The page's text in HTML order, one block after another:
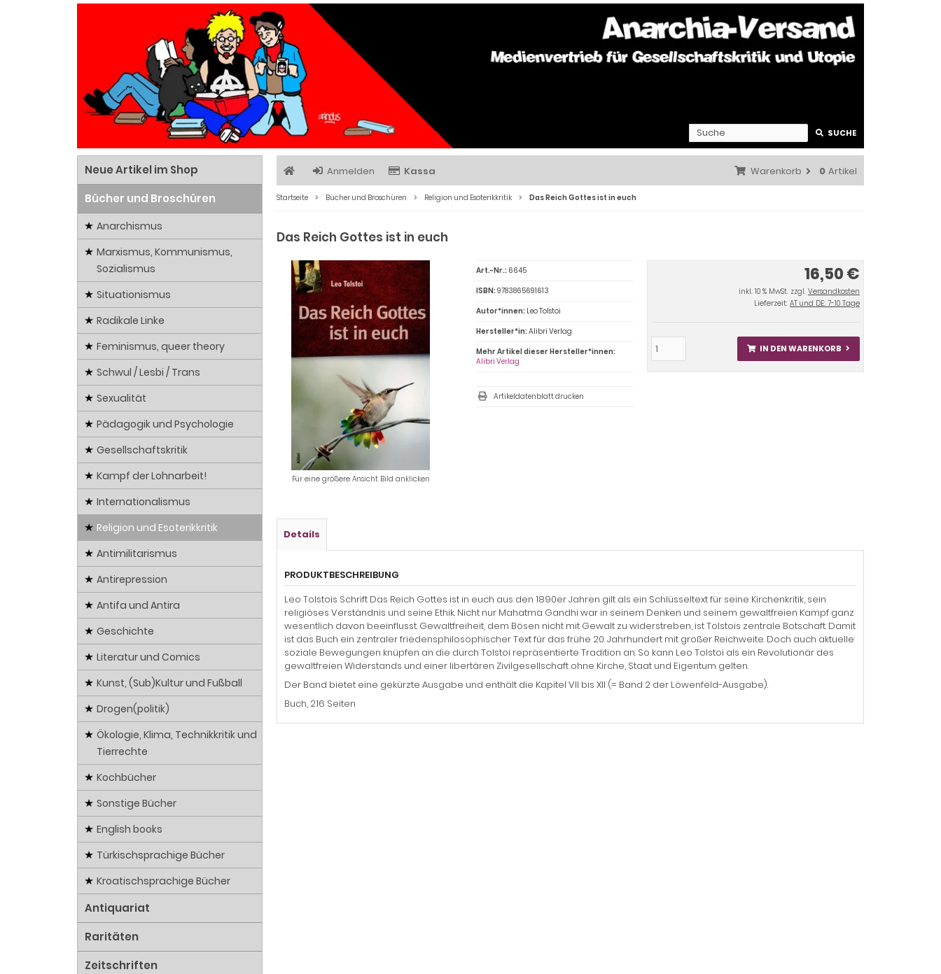
SUCHE
Anmelden Kassa Warenkorb 0 Artikel
Startseite Bücher und Broschüren Religion und Esoterikkritik Das Reich Gottes ist in euch
Das Reich Gottes ist in euch
Für eine größere Ansicht Bild anklicken
16,50 €
inkl. 10 % MwSt. zzgl. Versandkosten
Lieferzeit: AT und DE: 7-10 Tage
IN DEN WARENKORB
Art.-Nr.: 6645
ISBN:9783865691613
Autor*innen: Leo Tolstoi
Hersteller*in:Alibri Verlag
Mehr Artikel dieser Hersteller*innen:
Alibri Verlag
Artikeldatenblatt drucken
Details
PRODUKTBESCHREIBUNG
Leo Tolstois Schrift Das Reich Gottes ist in euch aus den 1890er Jahren gilt als ein Schlüsseltext für seine Kirchenkritik, sein
religiöses Verständnis und seine Ethik. Nicht nur Mahatma Gandhi war in seinem Denken und seinem gewaltfreien Kampf ganz
wesentlich davon beeinflusst. Gewaltfreiheit, dem Bösen nicht mit Gewalt zu widerstreben, ist Tolstois zentrale Botschaft. Damit
ist das Buch ein zentraler friedensphilosophischer Text für das frühe 20. Jahrhundert mit großer Reichweite. Doch auch aktuelle
soziale Bewegungen knüpfen an die durch Tolstoi repräsentierte Tradition an. So kann Leo Tolstoi als ein Revolutionär des
gewaltfreien Widerstands und einer libertären Zivilgesellschaft ohne Kirche, Staat und Eigentum gelten.
Der Band bietet eine gekürzte Ausgabe und enthält die Kapitel VII bis XII (= Band 2 der Löwenfeld-Ausgabe).
Buch, 216 Seiten
Neue Artikel im Shop
Bücher und Broschüren
Anarchismus
Marxismus, Kommunismus,
Sozialismus
Situationismus
Radikale Linke
Feminismus, queer theory
Schwul / Lesbi / Trans
Sexualität
Pädagogik und Psychologie
Gesellschaftskritik
Kampf der Lohnarbeit!
Internationalismus
Religion und Esoterikkritik
Antimilitarismus
Antirepression
Antifa und Antira
Geschichte
Literatur und Comics
Kunst, (Sub)Kultur und Fußball
Drogen(politik)
Ökologie, Klima, Technikkritik und
Tierrechte
Kochbücher
Sonstige Bücher
English books
Türkischsprachige Bücher
Kroatischsprachige Bücher
Antiquariat
Raritäten
Zeitschriften